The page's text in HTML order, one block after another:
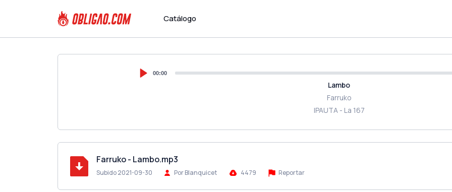
Catálogo
00:00
Lambo
Farruko
IPAUTA - La 167
Farruko - Lambo.mp3
Subido 2021-09-30 Por Blanquicet 4479 Reportar